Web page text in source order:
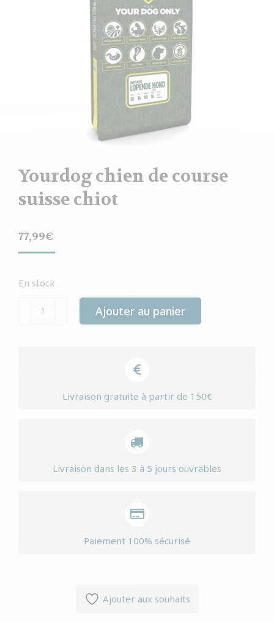
Yourdog chien de course
suisse chiot
77,99€
En stock
quantité
Ajouter au panier
Livraison gratuite à partir de 150€
Livraison dans les 3 à 5 jours ouvrables
Paiement 100% sécurisé
Ajouter aux souhaits